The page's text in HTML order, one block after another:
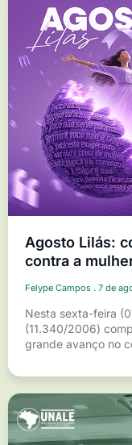
Agosto Lilás:
contra a
Felype Campos 7 de
Nesta sexta-feira
(11.340/2006)
grande avanço no